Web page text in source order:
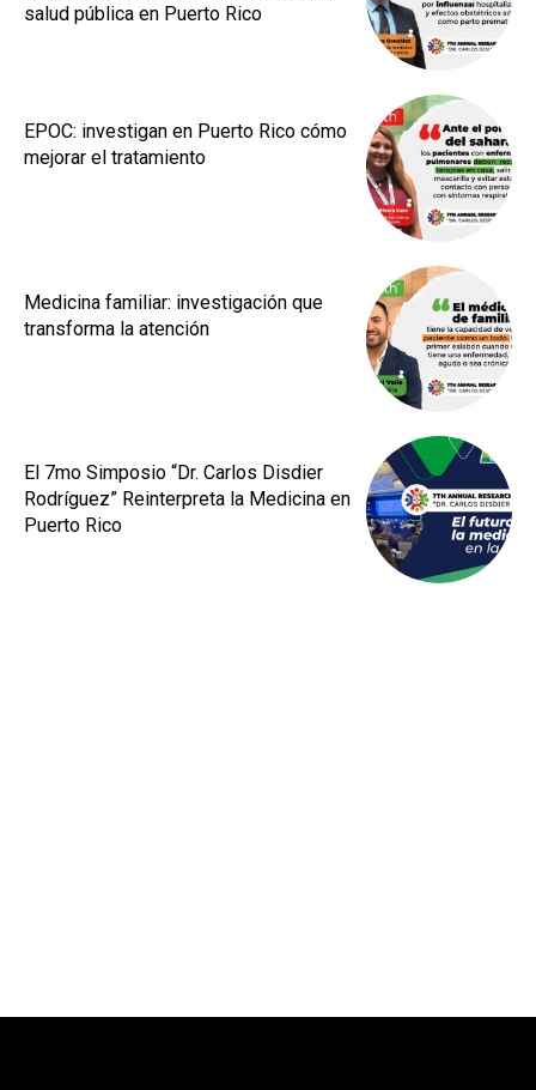
salud pública en Puerto Rico
EPOC: investigan en Puerto Rico cómo
mejorar el tratamiento
Medicina familiar: investigación que
transforma la atención
El 7mo Simposio “Dr. Carlos Disdier
Rodríguez” Reinterpreta la Medicina en
Puerto Rico